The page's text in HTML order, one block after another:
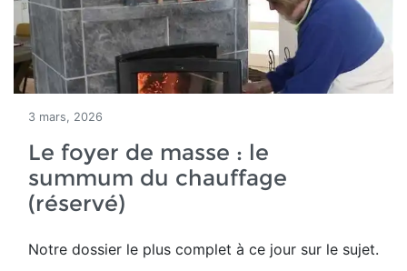
3 mars, 2026
Le foyer de masse : le
summum du chauffage
(réservé)
Notre dossier le plus complet à ce jour sur le sujet.